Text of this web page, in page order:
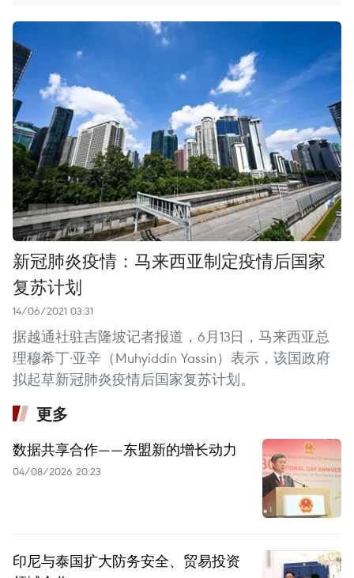
新冠肺炎疫情：马来西亚制定疫情后国家
复苏计划
14/06/2021 03:31
据越通社驻吉隆坡记者报道，6月13日，马来西亚总
理穆希丁·亚辛（Muhyiddin Yassin）表示，该国政府
拟起草新冠肺炎疫情后国家复苏计划。
更多
数据共享合作——东盟新的增长动力
04/08/2026 20:23
印尼与泰国扩大防务安全、贸易投资